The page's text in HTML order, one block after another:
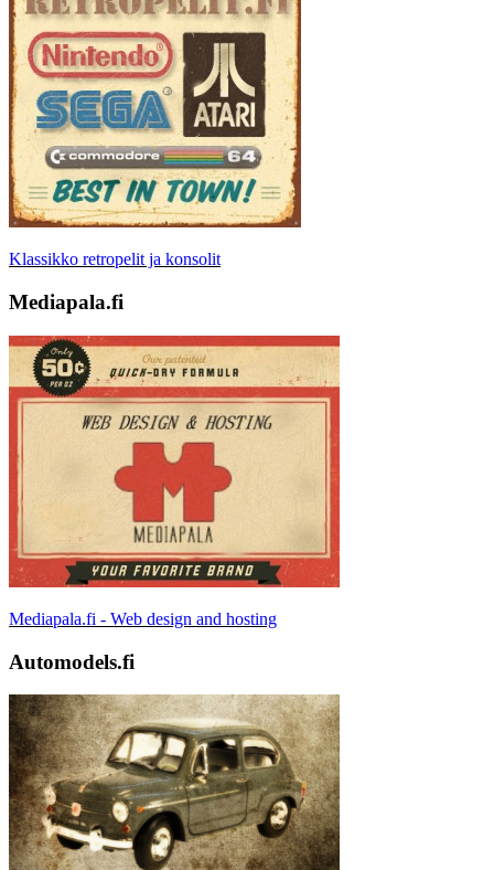
Klassikko retropelit ja konsolit
Mediapala.fi
Mediapala.fi - Web design and hosting
Automodels.fi